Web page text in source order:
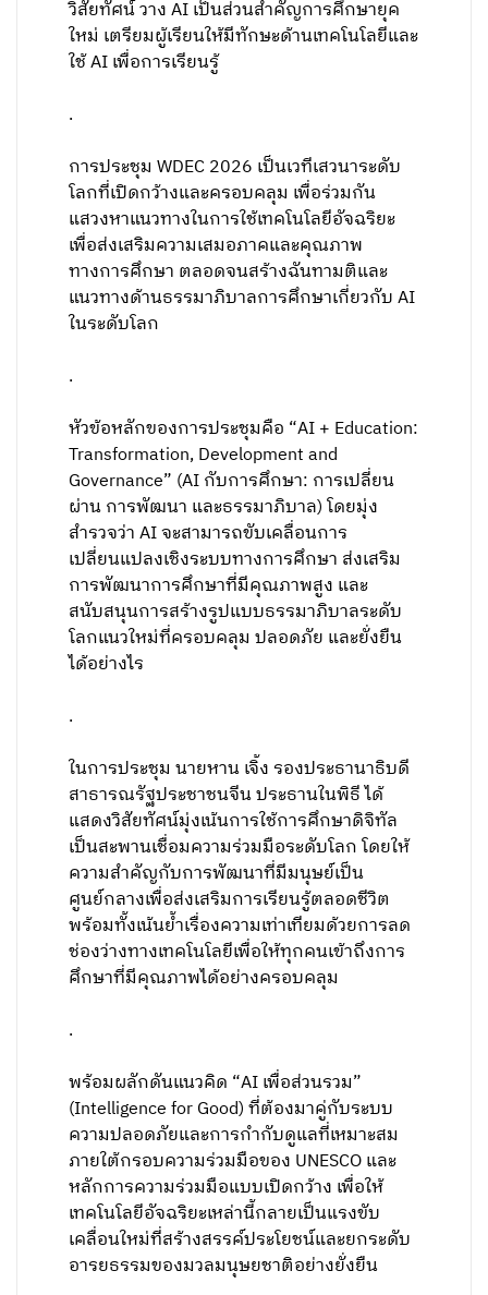
วิสัยทัศน์ วาง AI เป็นส่วนสำคัญการศึกษายุค
ใหม่ เตรียมผู้เรียนให้มีทักษะด้านเทคโนโลยีและ
ใช้ AI เพื่อการเรียนรู้
.
การประชุม WDEC 2026 เป็นเวทีเสวนาระดับ
โลกที่เปิดกว้างและครอบคลุม เพื่อร่วมกัน
แสวงหาแนวทางในการใช้เทคโนโลยีอัจฉริยะ
เพื่อส่งเสริมความเสมอภาคและคุณภาพ
ทางการศึกษา ตลอดจนสร้างฉันทามติและ
แนวทางด้านธรรมาภิบาลการศึกษาเกี่ยวกับ AI
ในระดับโลก
.
หัวข้อหลักของการประชุมคือ “AI + Education:
Transformation, Development and
Governance” (AI กับการศึกษา: การเปลี่ยน
ผ่าน การพัฒนา และธรรมาภิบาล) โดยมุ่ง
สำรวจว่า AI จะสามารถขับเคลื่อนการ
เปลี่ยนแปลงเชิงระบบทางการศึกษา ส่งเสริม
การพัฒนาการศึกษาที่มีคุณภาพสูง และ
สนับสนุนการสร้างรูปแบบธรรมาภิบาลระดับ
โลกแนวใหม่ที่ครอบคลุม ปลอดภัย และยั่งยืน
ได้อย่างไร
.
ในการประชุม นายหาน เจิ้ง รองประธานาธิบดี
สาธารณรัฐประชาชนจีน ประธานในพิธี ได้
แสดงวิสัยทัศน์มุ่งเน้นการใช้การศึกษาดิจิทัล
เป็นสะพานเชื่อมความร่วมมือระดับโลก โดยให้
ความสำคัญกับการพัฒนาที่มีมนุษย์เป็น
ศูนย์กลางเพื่อส่งเสริมการเรียนรู้ตลอดชีวิต
พร้อมทั้งเน้นย้ำเรื่องความเท่าเทียมด้วยการลด
ช่องว่างทางเทคโนโลยีเพื่อให้ทุกคนเข้าถึงการ
ศึกษาที่มีคุณภาพได้อย่างครอบคลุม
.
พร้อมผลักดันแนวคิด “AI เพื่อส่วนรวม”
(Intelligence for Good) ที่ต้องมาคู่กับระบบ
ความปลอดภัยและการกำกับดูแลที่เหมาะสม
ภายใต้กรอบความร่วมมือของ UNESCO และ
หลักการความร่วมมือแบบเปิดกว้าง เพื่อให้
เทคโนโลยีอัจฉริยะเหล่านี้กลายเป็นแรงขับ
เคลื่อนใหม่ที่สร้างสรรค์ประโยชน์และยกระดับ
อารยธรรมของมวลมนุษยชาติอย่างยั่งยืน